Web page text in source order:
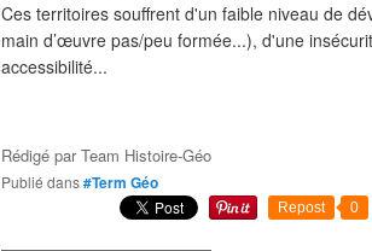
Ces territoires souffrent d'un faible niveau de
main d’œuvre pas/peu formée...), d'une
accessibilité...
Rédigé parTeam Histoire-Géo
Publié dans#Term Géo
Repost 0